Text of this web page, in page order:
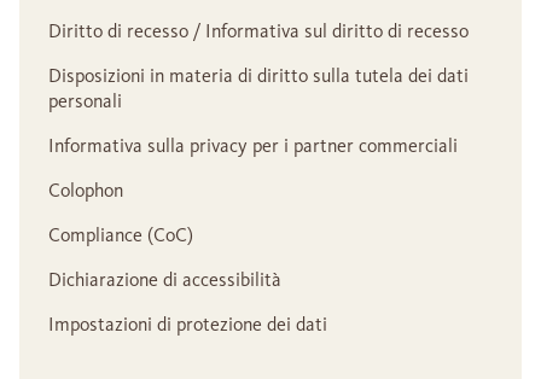
Diritto di recesso / Informativa sul diritto di recesso
Disposizioni in materia di diritto sulla tutela dei dati
personali
Informativa sulla privacy per i partner commerciali
Colophon
Compliance (CoC)
Dichiarazione di accessibilità
Impostazioni di protezione dei dati